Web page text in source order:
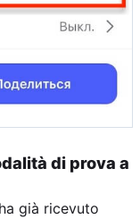
di prova a
già ricevuto